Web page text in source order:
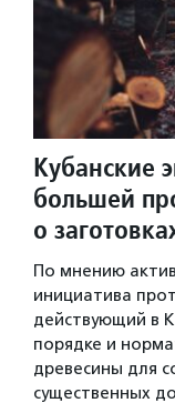
Кубанские
большей
о
По мнению
инициатива
действующий в
порядке и
древесины для
существенных